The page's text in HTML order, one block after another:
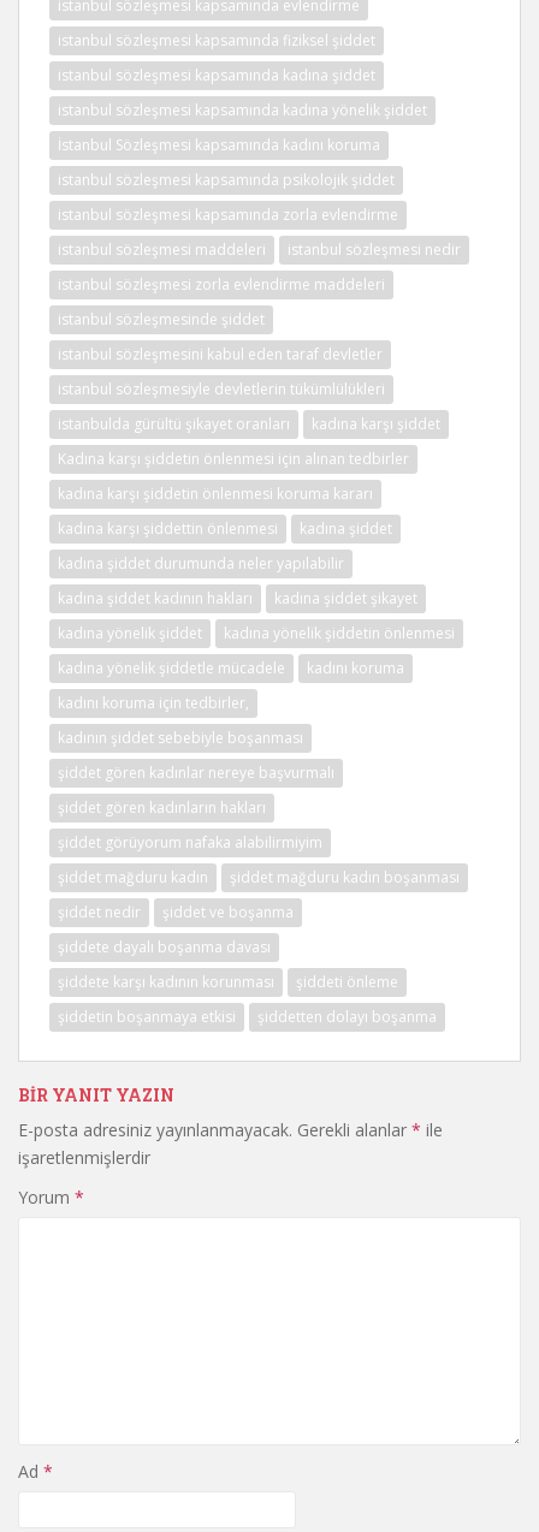
istanbul sözleşmesi kapsamında evlendirme
istanbul sözleşmesi kapsamında fiziksel şiddet
istanbul sözleşmesi kapsamında kadına şiddet
istanbul sözleşmesi kapsamında kadına yönelik şiddet
İstanbul Sözleşmesi kapsamında kadını koruma
istanbul sözleşmesi kapsamında psikolojik şiddet
istanbul sözleşmesi kapsamında zorla evlendirme
istanbul sözleşmesi maddeleri
istanbul sözleşmesi nedir
istanbul sözleşmesi zorla evlendirme maddeleri
istanbul sözleşmesinde şiddet
istanbul sözleşmesini kabul eden taraf devletler
istanbul sözleşmesiyle devletlerin tükümlülükleri
istanbulda gürültü şikayet oranları
kadına karşı şiddet
Kadına karşı şiddetin önlenmesi için alınan tedbirler
kadına karşı şiddetin önlenmesi koruma kararı
kadına karşı şiddettin önlenmesi
kadına şiddet
kadına şiddet durumunda neler yapılabilir
kadına şiddet kadının hakları
kadına şiddet şikayet
kadına yönelik şiddet
kadına yönelik şiddetin önlenmesi
kadına yönelik şiddetle mücadele
kadını koruma
kadını koruma için tedbirler,
kadının şiddet sebebiyle boşanması
şiddet gören kadınlar nereye başvurmalı
şiddet gören kadınların hakları
şiddet görüyorum nafaka alabilirmiyim
şiddet mağduru kadın
şiddet mağduru kadın boşanması
şiddet nedir
şiddet ve boşanma
şiddete dayalı boşanma davası
şiddete karşı kadının korunması
şiddeti önleme
şiddetin boşanmaya etkisi
şiddetten dolayı boşanma
BIR YANIT YAZIN
E-posta adresiniz yayınlanmayacak. Gerekli alanlar * ile
işaretlenmişlerdir
Yorum *
Ad *